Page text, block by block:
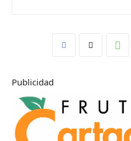
Publicidad